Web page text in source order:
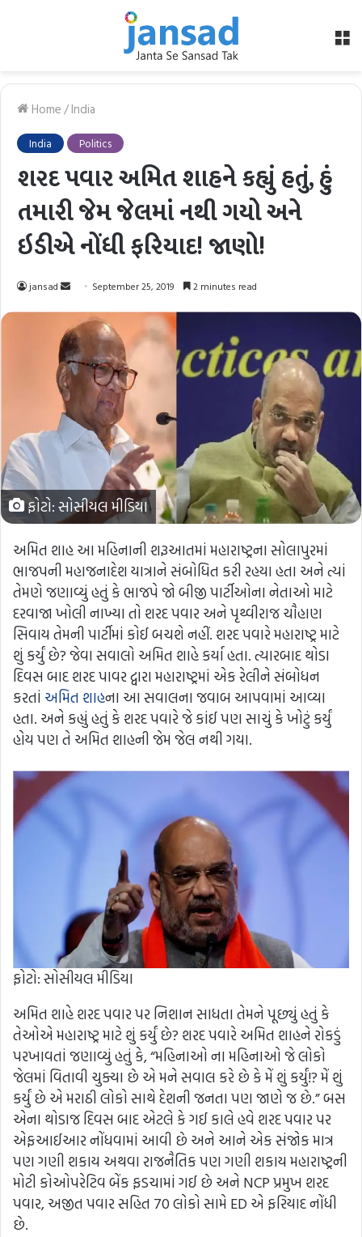
Home/India
India Politics
શરદ પવાર અમિત શાહને કહ્યું હતું, હું
તમારી જેમ જેલમાં નથી ગયો અને
ઇડીએ નોંધી ફરિયાદ! જાણો!
jansad
Send
email
September 25, 2019 2 minutes read
ફોટો: સોસીયલ મીડિયા
અમિત શાહ આ મહિનાની શરૂઆતમાં મહારાષ્ટ્રના સોલાપુરમાં
ભાજપની મહાજનાદેશ યાત્રાને સંબોધિત કરી રહયા હતા અને ત્યાં
તેમણે જણાવ્યું હતું કે ભાજપે જો બીજી પાર્ટીઓના નેતાઓ માટે
દરવાજા ખોલી નાખ્યા તો શરદ પવાર અને પૃથ્વીરાજ ચૌહાણ
સિવાય તેમની પાર્ટીમાં કોઈ બચશે નહીં. શરદ પવારે મહારાષ્ટ્ર માટે
શું કર્યું છે? જેવા સવાલો અમિત શાહે કર્યા હતા. ત્યારબાદ થોડા
દિવસ બાદ શરદ પાવર દ્વારા મહારાષ્ટ્રમાં એક રેલીને સંબોધન
કરતાં અમિત શાહના આ સવાલના જવાબ આપવામાં આવ્યા
હતા. અને કહ્યું હતું કે શરદ પવારે જે કાંઈ પણ સાચું કે ખોટું કર્યું
હોય પણ તે અમિત શાહની જેમ જેલ નથી ગયા.
ફોટો: સોસીયલ મીડિયા
અમિત શાહે શરદ પવાર પર નિશાન સાધતા તેમને પૂછ્યું હતું કે
તેઓએ મહારાષ્ટ્ર માટે શું કર્યું છે? શરદ પવારે અમિત શાહને રોકડું
પરખાવતાં જણાવ્યું હતું કે, “મહિનાઓ ના મહિનાઓ જે લોકો
જેલમાં વિતાવી ચુક્યા છે એ મને સવાલ કરે છે કે મેં શું કર્યું!? મેં શું
કર્યું છે એ મરાઠી લોકો સાથે દેશની જનતા પણ જાણે જ છે.” બસ
એના થોડાજ દિવસ બાદ એટલે કે ગઈ કાલે હવે શરદ પવાર પર
એફઆઈઆર નોંધવામાં આવી છે અને આને એક સંજોક માત્ર
પણ ગણી શકાય અથવા રાજનૈતિક પણ ગણી શકાય મહારાષ્ટ્રની
મોટી કોઓપરેટિવ બેંક ફડચામાં ગઈ છે અને NCP પ્રમુખ શરદ
પવાર, અજીત પવાર સહિત 70 લોકો સામે ED એ ફરિયાદ નોંધી
છે.